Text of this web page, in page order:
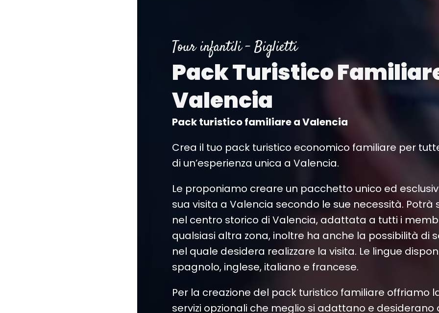
Tour infantili-Biglietti
Pack Turistico
Valencia
Pack turistico familiare a Valencia
Crea il tuo pack turistico economico familiare per
di un’esperienza unica a Valencia.
Le proponiamo creare un pacchetto unico ed
sua visita a Valencia secondo le sue necessità.
nel centro storico di Valencia, adattata a tutti i
qualsiasi altra zona, inoltre ha anche la possibilità di
nel quale desidera realizzare la visita. Le lingue
spagnolo, inglese, italiano e francese.
Per la creazione del pack turistico familiare offriamo
servizi opzionali che meglio si adattano e